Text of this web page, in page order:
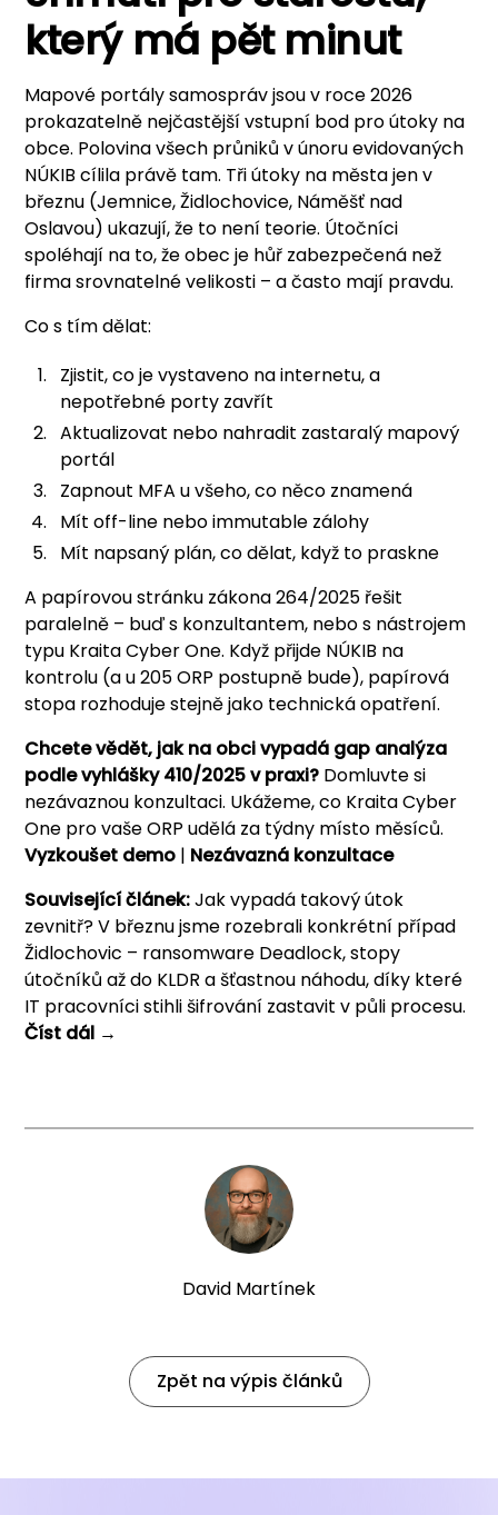
který má pět minut
Mapové portály samospráv jsou v roce 2026
prokazatelně nejčastější vstupní bod pro útoky na
obce. Polovina všech průniků v únoru evidovaných
NÚKIB cílila právě tam. Tři útoky na města jen v
březnu (Jemnice, Židlochovice, Náměšť nad
Oslavou) ukazují, že to není teorie. Útočníci
spoléhají na to, že obec je hůř zabezpečená než
firma srovnatelné velikosti – a často mají pravdu.
Co s tím dělat:
Zjistit, co je vystaveno na internetu, a
nepotřebné porty zavřít
Aktualizovat nebo nahradit zastaralý mapový
portál
Zapnout MFA u všeho, co něco znamená
Mít off-line nebo immutable zálohy
Mít napsaný plán, co dělat, když to praskne
A papírovou stránku zákona 264/2025 řešit
paralelně – buď s konzultantem, nebo s nástrojem
typu Kraita Cyber One. Když přijde NÚKIB na
kontrolu (a u 205 ORP postupně bude), papírová
stopa rozhoduje stejně jako technická opatření.
Chcete vědět, jak na obci vypadá gap analýza
podle vyhlášky 410/2025 v praxi? Domluvte si
nezávaznou konzultaci. Ukážeme, co Kraita Cyber
One pro vaše ORP udělá za týdny místo měsíců.
Vyzkoušet demo | Nezávazná konzultace
Související článek:Jak vypadá takový útok
zevnitř? V březnu jsme rozebrali konkrétní případ
Židlochovic – ransomware Deadlock, stopy
útočníků až do KLDR a šťastnou náhodu, díky které
IT pracovníci stihli šifrování zastavit v půli procesu.
Číst dál →
David Martínek
Zpět na výpis článků